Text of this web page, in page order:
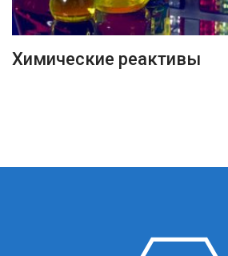
ПОДРОБНЕЕ
Химические реактивы